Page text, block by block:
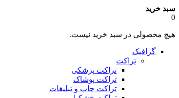
سبد خرید
0
هیچ محصولی در سبد خرید نیست.
گرافیک
تراکت
تراکت پزشکی
تراکت پوشاک
تراکت چاپ و تبلیغات